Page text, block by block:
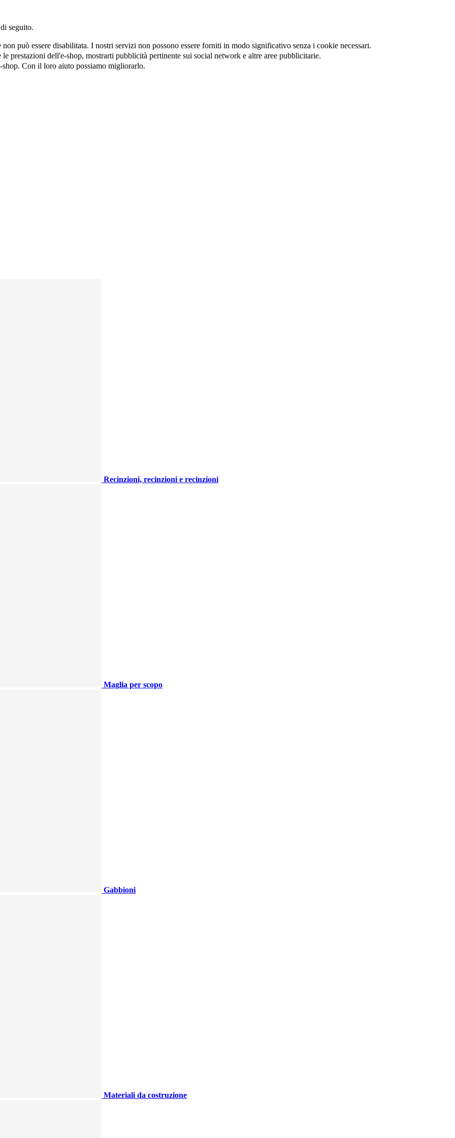
seguito.
non può essere disabilitata. I nostri servizi non possono essere forniti in modo significativo senza i cookie necessari.
prestazioni dell'e-shop, mostrarti pubblicità pertinente sui social network e altre aree pubblicitarie.
Con il loro aiuto possiamo migliorarlo.
Recinzioni, recinzioni e recinzioni
Maglia per scopo
Gabbioni
Materiali da costruzione